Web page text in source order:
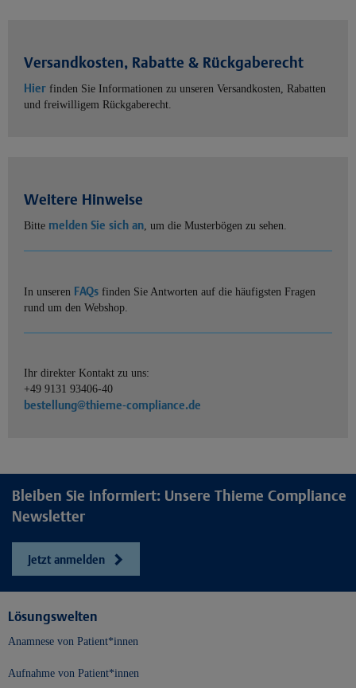
Versandkosten, Rabatte & Rückgaberecht
Hier finden Sie Informationen zu unseren Versandkosten, Rabatten
und freiwilligem Rückgaberecht.
Weitere Hinweise
Bitte melden Sie sich an, um die Musterbögen zu sehen.
In unseren FAQs finden Sie Antworten auf die häufigsten Fragen
rund um den Webshop.
Ihr direkter Kontakt zu uns:
+49 9131 93406-40
bestellung@thieme-compliance.de
Bleiben Sie informiert: Unsere Thieme Compliance
Newsletter
Jetzt anmelden
Lösungswelten
Anamnese von Patient*innen
Aufnahme von Patient*innen